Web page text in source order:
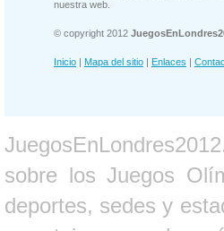
nuestra web.
© copyright 2012
Inicio | Mapa del sitio | Enlaces |
sobre los Juegos
deportes, sedes y